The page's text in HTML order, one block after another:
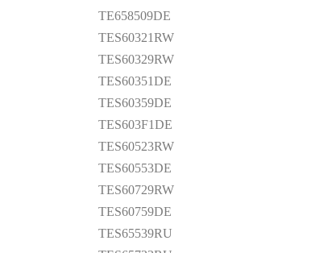
TE658509DE
TES60321RW
TES60329RW
TES60351DE
TES60359DE
TES603F1DE
TES60523RW
TES60553DE
TES60729RW
TES60759DE
TES65539RU